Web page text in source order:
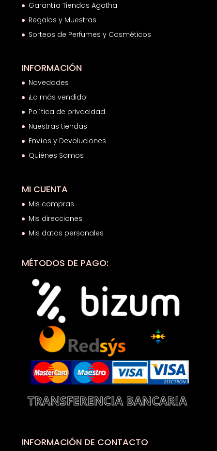
Garantía Tiendas Agatha
Regalos y Muestras
Sorteos de Perfumes y Cosméticos
INFORMACIÓN
Novedades
¡Lo más vendido!
Política de privacidad
Nuestras tiendas
Envíos y Devoluciones
Quiénes Somos
MI CUENTA
Mis compras
Mis direcciones
Mis datos personales
MÉTODOS DE PAGO:
INFORMACIÓN DE CONTACTO